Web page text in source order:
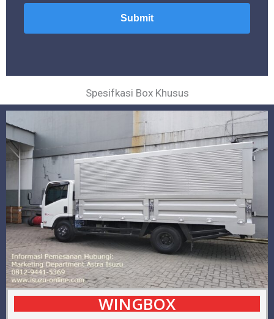
Submit
Spesifkasi Box Khusus
WINGBOX